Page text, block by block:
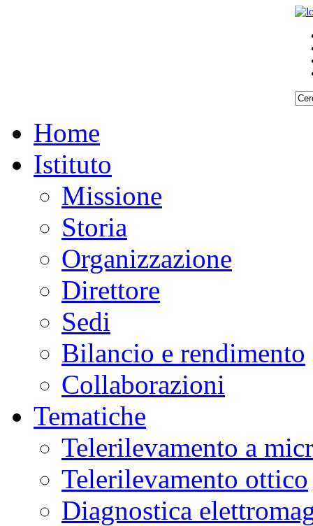
Home
Istituto
Missione
Storia
Organizzazione
Direttore
Sedi
Bilancio e rendimento
Collaborazioni
Tematiche
Telerilevamento a
Telerilevamento ottico
Diagnostica